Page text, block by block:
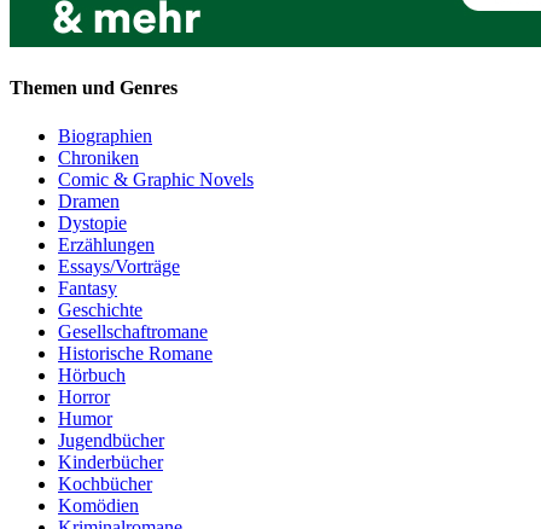
Themen und Genres
Biographien
Chroniken
Comic & Graphic Novels
Dramen
Dystopie
Erzählungen
Essays/Vorträge
Fantasy
Geschichte
Gesellschaftromane
Historische Romane
Hörbuch
Horror
Humor
Jugendbücher
Kinderbücher
Kochbücher
Komödien